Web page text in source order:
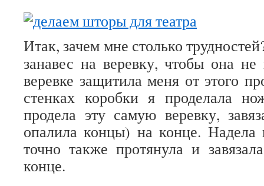
Итак, зачем мне столько
занавес на веревку, чтобы она
веревке защитила меня от этого
стенках коробки я проделала
продела эту самую веревку,
опалила концы) на конце.
точно также протянула и
конце.